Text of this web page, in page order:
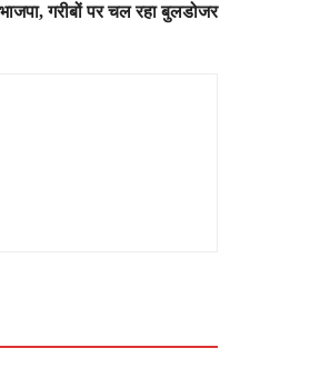
गरीबों पर चल रहा बुलडोजर